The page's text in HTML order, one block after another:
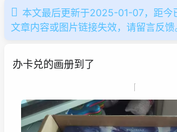
本文最后更新于2025-01-07，距今
文章内容或图片链接失效，请留言反馈
办卡兑的画册到了